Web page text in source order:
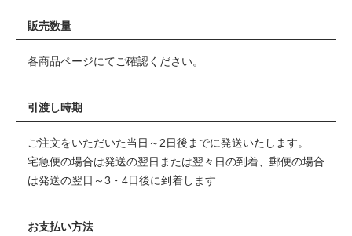
販売数量
各商品ページにてご確認ください。
引渡し時期
ご注文をいただいた当日～2日後までに発送いたします。
宅急便の場合は発送の翌日または翌々日の到着、郵便の場合
は発送の翌日～3・4日後に到着します
お支払い方法